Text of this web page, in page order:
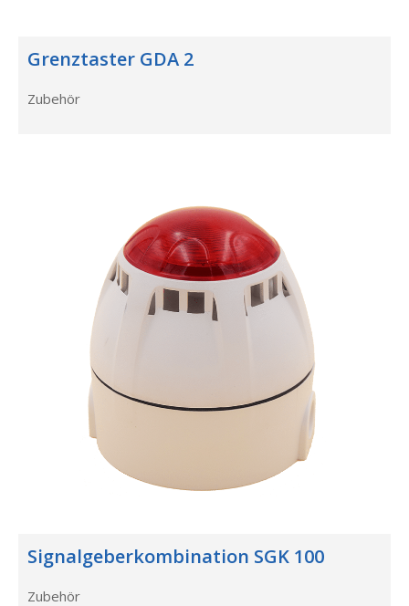
Grenztaster GDA 2
Zubehör
Signalgeberkombination SGK 100
Zubehör